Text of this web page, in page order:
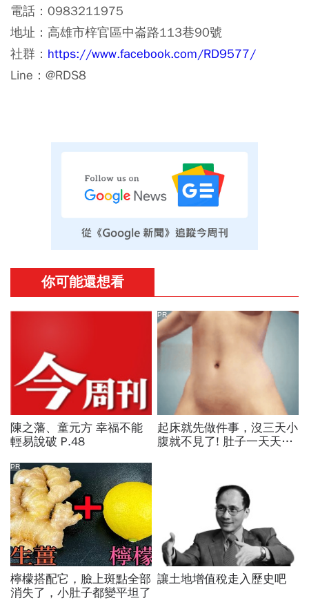
電話：0983211975
地址：高雄市梓官區中崙路113巷90號
社群： https://www.facebook.com/RD9577/
Line：@RDS8